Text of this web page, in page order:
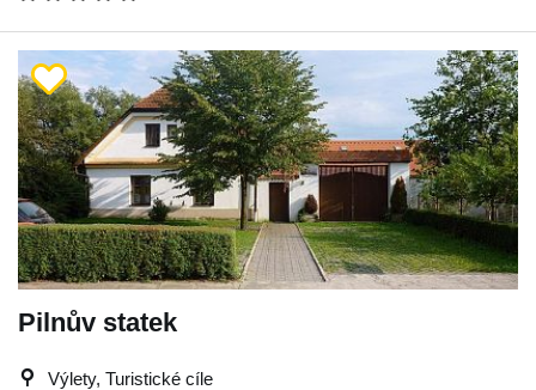
Pilnův statek
Výlety, Turistické cíle